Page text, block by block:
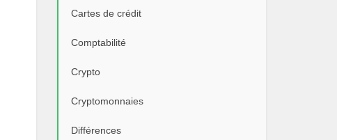
Cartes de crédit
Comptabilité
Crypto
Cryptomonnaies
Différences